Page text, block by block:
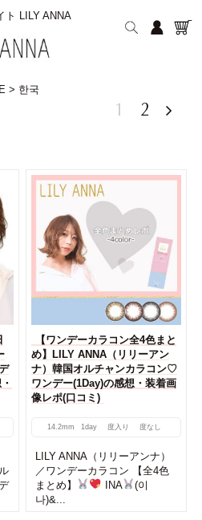
ト LILY ANNA
> 한국
1 2 
【ワンデーカラコン全4色まと
め】LILY ANNA（リリーアン
ナ）韓国オルチャンカラコン♡
ワンデー(1Day)の感想・装着画
像レポ(口コミ)
14.2mm 1day 度入り 度なし
LILY ANNA（リリーアンナ）
／ワンデーカラコン 【全4色
まとめ】
INA
(이
나)&...